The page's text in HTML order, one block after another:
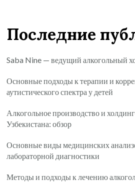
Последние
Saba Nine — ведущий алкогольный
Основные подходы к терапии и
аутистического спектра у детей
Алкогольное производство и
Узбекистана: обзор
Основные виды медицинских
лабораторной диагностики
Методы и подходы к лечению